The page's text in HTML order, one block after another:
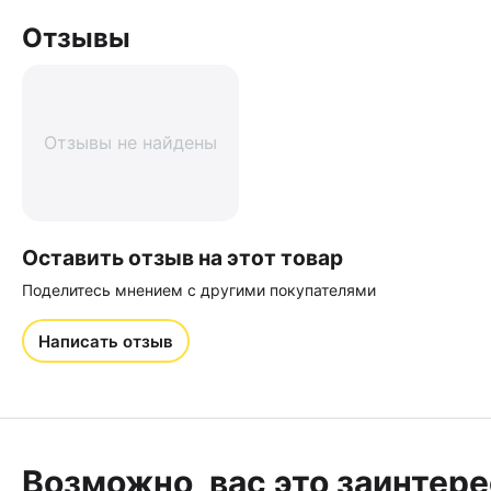
Отзывы
Отзывы не найдены
Оставить отзыв на этот товар
Поделитесь мнением с другими покупателями
Написать отзыв
Возможно, вас это